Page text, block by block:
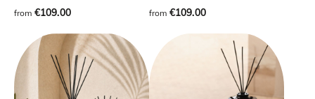
from €109.00
from €109.00